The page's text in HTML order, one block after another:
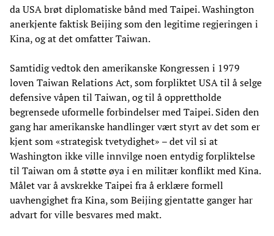
da USA brøt diplomatiske bånd med Taipei. Washington
anerkjente faktisk Beijing som den legitime regjeringen i
Kina, og at det omfatter Taiwan.
Samtidig vedtok den amerikanske Kongressen i 1979
loven Taiwan Relations Act, som forpliktet USA til å selge
defensive våpen til Taiwan, og til å opprettholde
begrensede uformelle forbindelser med Taipei. Siden den
gang har amerikanske handlinger vært styrt av det som er
kjent som «strategisk tvetydighet» – det vil si at
Washington ikke ville innvilge noen entydig forpliktelse
til Taiwan om å støtte øya i en militær konflikt med Kina.
Målet var å avskrekke Taipei fra å erklære formell
uavhengighet fra Kina, som Beijing gjentatte ganger har
advart for ville besvares med makt.